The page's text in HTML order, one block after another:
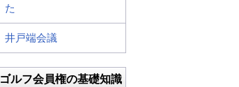
た
井戸端会議
ゴルフ会員権の基礎知識